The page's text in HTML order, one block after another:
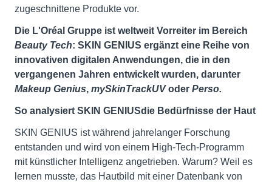
zugeschnittene Produkte vor.
Die L'Oréal Gruppe ist weltweit Vorreiter im Bereich
Beauty Tech: SKIN GENIUS ergänzt eine Reihe von
innovativen digitalen Anwendungen, die in den
vergangenen Jahren entwickelt wurden, darunter
Makeup Genius, mySkinTrackUVoder Perso.
So analysiert SKIN GENIUSdie Bedürfnisse der Haut
SKIN GENIUS ist während jahrelanger Forschung
entstanden und wird von einem High-Tech-Programm
mit künstlicher Intelligenz angetrieben. Warum? Weil es
lernen musste, das Hautbild mit einer Datenbank von